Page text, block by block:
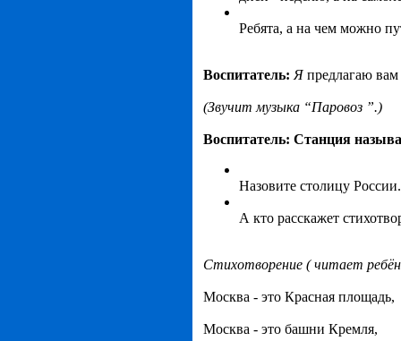
Ребята, а на чем можно
Воспитатель: Я предлагаю вам
(Звучит музыка “Паровоз ”.)
Воспитатель: Станция
Назовите столицу
А кто расскажет
Стихотворение ( читает
Москва - это Красная площадь,
Москва - это башни Кремля,